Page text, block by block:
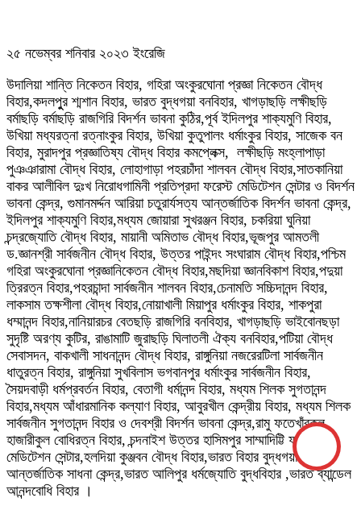
২৫ নভেম্বর শনিবার ২০২৩ ইংরেজি
উদালিয়া শান্তি নিকেতন বিহার, গহিরা অংকুরঘোনা প্রজ্ঞা নিকেতন বৌদ্ধ
বিহার,কদলপুুর শ্মশান বিহার, ভারত বুদ্ধগয়া বনবিহার, খাগড়াছড়ি লক্ষীছড়ি
বর্মাছড়ি বর্মাছড়ি রাজগিরি বিদর্শন ভাবনা কুঠির,পূর্ব ইদিলপুর শাক্যমুণি বিহার,
উখিয়া মধ্যরত্না রত্নাংকুর বিহার, উখিয়া কুতুপালং ধর্মাংকুর বিহার, সাজেক বন
বিহার, মুরাদপুর প্রজ্ঞাতিষ্য বৌদ্ধ বিহার কমপ্লেক্স, লক্ষীছড়ি মংহ্লাপাড়া
পুঞঞারামা বৌদ্ধ বিহার, লোহাগাড়া পহরচাঁদা শালবন বৌদ্ধ বিহার,সাতকানিয়া
বাকর আলীবিল দুঃখ নিরোধগামিনী প্রতিপ্রদা ফরেস্ট মেডিটেশন সেন্টার ও বিদর্শন
ভাবনা কেন্দ্র, গুমানমর্দ্দন আরিয়া চতুরার্যসত্য আন্তর্জাতিক বিদর্শন ভাবনা কেন্দ্র,
ইদিলপুর শাক্যমুণি বিহার,মধ্যম জোয়ারা সুখরঞ্জন বিহার, চকরিয়া ঘুনিয়া
চন্দ্রজ্যোতি বৌদ্ধ বিহার, মায়ানী অমিতাভ বৌদ্ধ বিহার,ভূজপুর আমতলী
ড.জ্ঞানশ্রী সার্বজনীন বৌদ্ধ বিহার, উত্তর পাইন্দং সংঘারাম বৌদ্ধ বিহার,পশ্চিম
গহিরা অংকুরঘোনা প্রজ্ঞানিকেতন বৌদ্ধ বিহার,মছদিয়া জ্ঞানবিকাশ বিহার,পদুয়া
ত্রিরত্ন বিহার,পহরচান্দা সার্বজনীন শালবন বিহার,চেনামতি সচ্চিদানন্দ বিহার,
লাকসাম তক্ষশীলা বৌদ্ধ বিহার,নোয়াখালী মিয়াপুর ধর্মাংকুর বিহার, শাকপুরা
ধম্মানন্দ বিহার,নানিয়ারচর বেতছড়ি রাজগিরি বনবিহার, খাগড়াছড়ি ভাইবোনছড়া
সুদৃষ্টি অরণ্য কুটির, রাঙামাটি জুরাছড়ি ঘিলাতলী ঐক্য বনবিহার,পটিয়া বৌদ্ধ
সেবাসদন, বাকখালী সাধনানন্দ বৌদ্ধ বিহার, রাঙ্গুনিয়া নজরেরটিলা সার্বজনীন
ধাতুরত্ন বিহার, রাঙ্গুনিয়া সুখবিলাস ভগবানপুর ধর্মাংকুর সার্বজনীন বিহার,
সৈয়দবাড়ী ধর্মপ্রবর্তন বিহার, বেতাগী ধর্মানন্দ বিহার, মধ্যম শিলক সুগতানন্দ
বিহার,মধ্যম আঁধারমানিক কল্যাণ বিহার, আবুরখীল কেন্দ্রীয় বিহার, মধ্যম শিলক
সার্বজনীন সুগতানন্দ বিহার ও দেবশ্রী বিদর্শন ভাবনা কেন্দ্র,রামু ফতেখাঁরকুল
হাজারীকুল বোধিরত্ন বিহার, চন্দনাইশ উত্তর হাসিমপুর সাম্মাদিট্টি ফরেস্ট
মেডিটেশন সেন্টার,হলদিয়া কুঞ্জবন বৌদ্ধ বিহার,ভারত বিহার বুদ্ধগয়া
আন্তর্জাতিক সাধনা কেন্দ্র,ভারত আলিপুর ধর্মজ্যোতি বুদ্ধবিহার ,ভারত ব্যান্ডেল
আনন্দবোধি বিহার ।